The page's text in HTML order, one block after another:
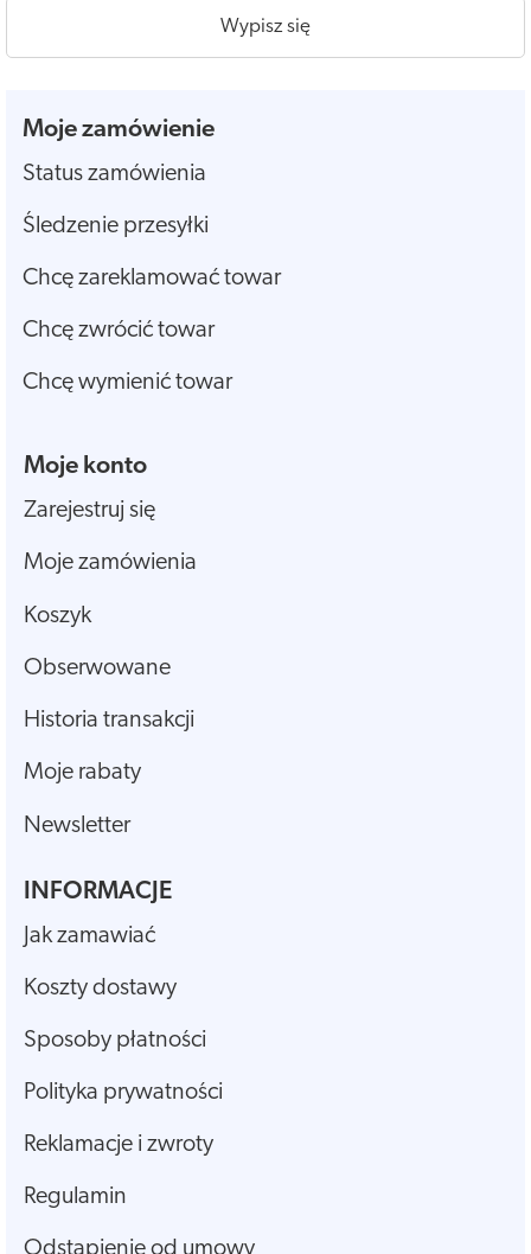
Wypisz się
Moje zamówienie
Status zamówienia
Śledzenie przesyłki
Chcę zareklamować towar
Chcę zwrócić towar
Chcę wymienić towar
Moje konto
Zarejestruj się
Moje zamówienia
Koszyk
Obserwowane
Historia transakcji
Moje rabaty
Newsletter
INFORMACJE
Jak zamawiać
Koszty dostawy
Sposoby płatności
Polityka prywatności
Reklamacje i zwroty
Regulamin
Odstąpienie od umowy